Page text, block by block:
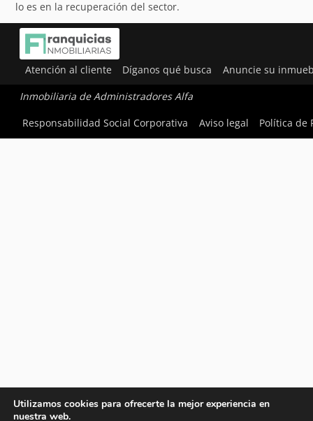
lo es en la recuperación del sector.
Atención al cliente Díganos qué busca Anuncie su
Inmobiliaria de Administradores Alfa
Responsabilidad Social Corporativa
Aviso legal Política de
Utilizamos cookies para ofrecerte la mejor experiencia en
nuestra web.